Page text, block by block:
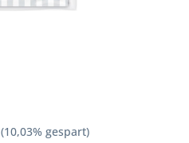
(10,03% gespart)